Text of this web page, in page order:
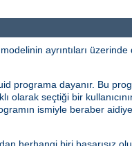
ayrıntıları üzerinde
programa dayanır. Bu
olarak seçtiği bir
ismiyle beraber